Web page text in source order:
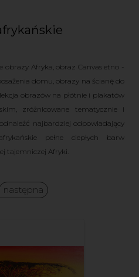
obrazy Afryka, obraz Canvas etno -
domu, obrazy na ścianę do
obrazów na płótnie i plakatów
zróżnicowane tematycznie i
najbardziej odpowiadający
pełne ciepłych barw
tajemniczej Afryki.
następna